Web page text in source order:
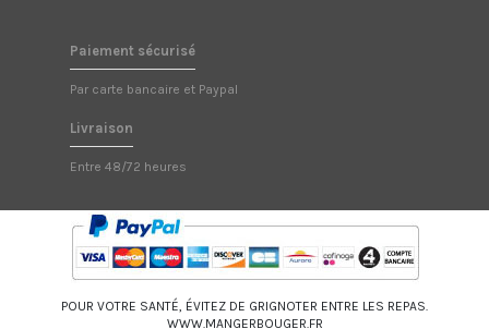
Paiement sécurisé
Par carte bancaire et Paypal
Livraison
Entre 48/72 heures
POUR VOTRE SANTÉ, ÉVITEZ DE GRIGNOTER ENTRE LES REPAS.
WWW.MANGERBOUGER.FR